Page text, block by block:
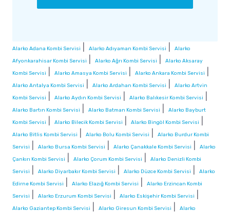
Alarko Adana Kombi Servisi Alarko Adıyaman Kombi Servisi
Alarko
Afyonkarahisar Kombi Servisi
Alarko Ağrı Kombi Servisi
Alarko Aksaray
Kombi Servisi
Alarko Amasya Kombi Servisi Alarko Ankara Kombi Servisi
Alarko Antalya Kombi Servisi Alarko Ardahan Kombi Servisi
Alarko Artvin
Kombi Servisi
Alarko Aydın Kombi Servisi Alarko Balıkesir Kombi Servisi
Alarko Bartın Kombi Servisi Alarko Batman Kombi Servisi
Alarko Bayburt
Kombi Servisi
Alarko Bilecik Kombi Servisi Alarko Bingöl Kombi Servisi
Alarko Bitlis Kombi Servisi Alarko Bolu Kombi Servisi
Alarko Burdur Kombi
Servisi
Alarko Bursa Kombi Servisi Alarko Çanakkale Kombi Servisi
Alarko
Çankırı Kombi Servisi
Alarko Çorum Kombi Servisi
Alarko Denizli Kombi
Servisi
Alarko Diyarbakır Kombi Servisi Alarko Düzce Kombi Servisi
Alarko
Edirne Kombi Servisi
Alarko Elazığ Kombi Servisi
Alarko Erzincan Kombi
Servisi
Alarko Erzurum Kombi Servisi Alarko Eskişehir Kombi Servisi
Alarko Gaziantep Kombi Servisi Alarko Giresun Kombi Servisi
Alarko